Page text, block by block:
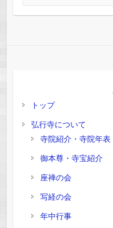
トップ
弘行寺について
寺院紹介・寺院年表
御本尊・寺宝紹介
座禅の会
写経の会
年中行事